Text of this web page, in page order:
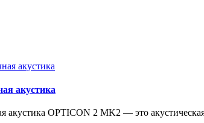
акустика
OPTICON 2 MK2 — это